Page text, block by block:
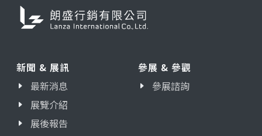
新聞 & 展訊
最新消息
展覽介紹
展後報告
參展 & 參觀
參展諮詢